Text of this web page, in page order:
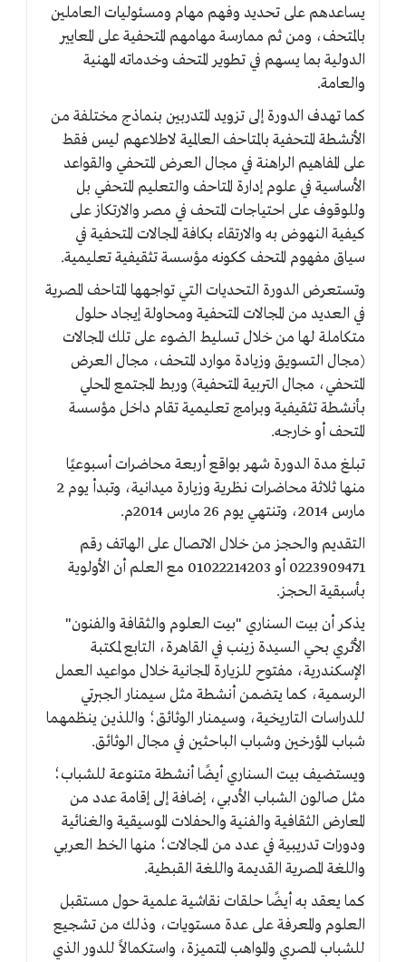
يساعدهم على تحديد وفهم مهام ومسئوليات العاملين
بالمتحف، ومن ثم ممارسة مهامهم المتحفية على المعايير
الدولية بما يسهم في تطوير المتحف وخدماته المهنية
والعامة.
كما تهدف الدورة إلى تزويد المتدربين بنماذج مختلفة من
الأنشطة المتحفية بالمتاحف العالمية لاطلاعهم ليس فقط
على المفاهيم الراهنة في مجال العرض المتحفي والقواعد
الأساسية في علوم إدارة المتاحف والتعليم المتحفي بل
وللوقوف على احتياجات المتحف في مصر والارتكاز على
كيفية النهوض به والارتقاء بكافة المجالات المتحفية في
سياق مفهوم المتحف ككونه مؤسسة تثقيفية تعليمية.
وتستعرض الدورة التحديات التي تواجهها المتاحف المصرية
في العديد من المجالات المتحفية ومحاولة إيجاد حلول
متكاملة لها من خلال تسليط الضوء على تلك المجالات
(مجال التسويق وزيادة موارد المتحف، مجال العرض
المتحفي، مجال التربية المتحفية) وربط المجتمع المحلي
بأنشطة تثقيفية وبرامج تعليمية تقام داخل مؤسسة
المتحف أو خارجه.
تبلغ مدة الدورة شهر بواقع أربعة محاضرات أسبوعيًا
منها ثلاثة محاضرات نظرية وزيارة ميدانية، وتبدأ يوم 2
مارس 2014، وتنتهي يوم 26 مارس 2014م.
التقديم والحجز من خلال الاتصال على الهاتف رقم
0223909471 أو 01022214203 مع العلم أن الأولوية
بأسبقية الحجز.
يذكر أن بيت السناري "بيت العلوم والثقافة والفنون"
الأثري بحي السيدة زينب في القاهرة، التابع لمكتبة
الإسكندرية، مفتوح للزيارة المجانية خلال مواعيد العمل
الرسمية، كما يتضمن أنشطة مثل سيمنار الجبرتي
للدراسات التاريخية، وسيمنار الوثائق؛ واللذين ينظمهما
شباب المؤرخين وشباب الباحثين في مجال الوثائق.
ويستضيف بيت السناري أيضًا أنشطة متنوعة للشباب؛
مثل صالون الشباب الأدبي، إضافة إلى إقامة عدد من
المعارض الثقافية والفنية والحفلات الموسيقية والغنائية
ودورات تدريبية في عدد من المجالات؛ منها الخط العربي
واللغة المصرية القديمة واللغة القبطية.
كما يعقد به أيضًا حلقات نقاشية علمية حول مستقبل
العلوم والمعرفة على عدة مستويات، وذلك من تشجيع
للشباب المصري والمواهب المتميزة، واستكمالاً للدور الذي